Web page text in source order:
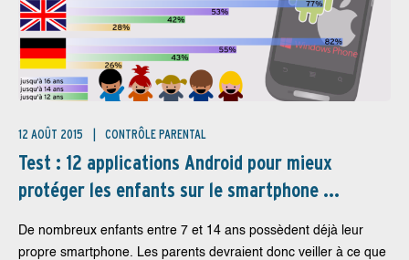
12 AOÛT 2015 CONTRÔLE PARENTAL
Test : 12 applications Android pour mieux
protéger les enfants sur le smartphone ...
De nombreux enfants entre 7 et 14 ans possèdent déjà leur
propre smartphone. Les parents devraient donc veiller à ce que